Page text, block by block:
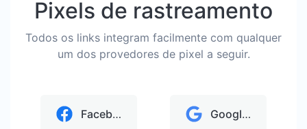
Pixels de rastreamento
Todos os links integram facilmente com qualquer
um dos provedores de pixel a seguir.
Facebook Google Analytics